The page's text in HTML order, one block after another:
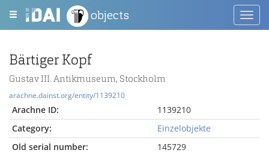
objects
Bärtiger Kopf
Gustav III. Antikmuseum, Stockholm
arachne.dainst.org/entity/1139210
Arachne ID:
1139210
Category:
Einzelobjekte
Old serial number:
145729